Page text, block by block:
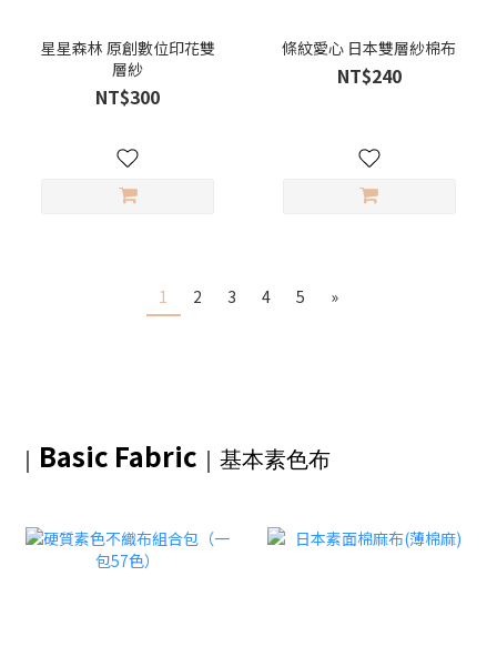
星星森林 原創數位印花雙
層紗
NT$300
條紋愛心 日本雙層紗棉布
NT$240
1 2 3 4 5 »
｜ Basic Fabric ｜基本素色布